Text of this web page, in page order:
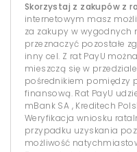
Skorzystaj z zakupów z
internetowym masz
za zakupy w wygodnych
przeznaczyć pozostałe
inny cel. Z rat PayU
mieszczą się w
pośrednikiem pomiędzy
finansową. Rat PayU
mBank SA , Kreditech
Weryfikacja wniosku
przypadku uzyskania
możliwość